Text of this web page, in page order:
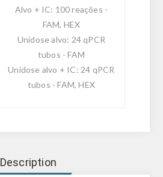
Alvo + IC: 100 reações -
FAM, HEX
Unidose alvo: 24 qPCR
tubos - FAM
Unidose alvo + IC: 24 qPCR
tubos - FAM, HEX
Description